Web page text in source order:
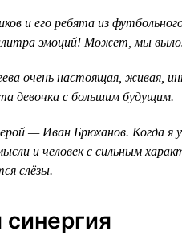
и его ребята из
эмоций! Может, мы
очень настоящая, живая,
девочка с большим будущим.
— Иван Брюханов. Когда я
и человек с сильным
слёзы.